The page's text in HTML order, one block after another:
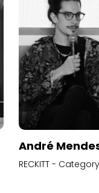
André
RECKITT -